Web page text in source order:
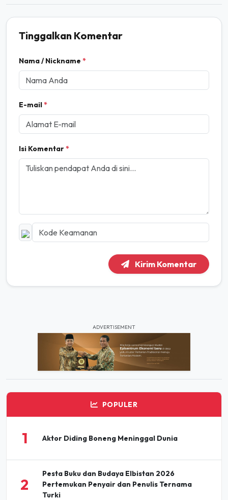
Tinggalkan Komentar
Nama / Nickname *
E-mail*
Isi Komentar*
Kirim Komentar
ADVERTISEMENT
POPULER
1 Aktor Diding Boneng Meninggal Dunia
2
Pesta Buku dan Budaya Elbistan 2026
Pertemukan Penyair dan Penulis Ternama
Turki